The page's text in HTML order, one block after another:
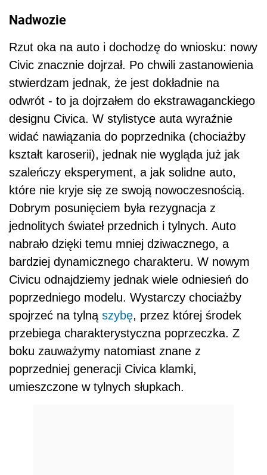
Nadwozie
Rzut oka na auto i dochodzę do wniosku: nowy
Civic znacznie dojrzał. Po chwili zastanowienia
stwierdzam jednak, że jest dokładnie na
odwrót - to ja dojrzałem do ekstrawaganckiego
designu Civica. W stylistyce auta wyraźnie
widać nawiązania do poprzednika (chociażby
kształt karoserii), jednak nie wygląda już jak
szaleńczy eksperyment, a jak solidne auto,
które nie kryje się ze swoją nowoczesnością.
Dobrym posunięciem była rezygnacja z
jednolitych świateł przednich i tylnych. Auto
nabrało dzięki temu mniej dziwacznego, a
bardziej dynamicznego charakteru. W nowym
Civicu odnajdziemy jednak wiele odniesień do
poprzedniego modelu. Wystarczy chociażby
spojrzeć na tylną szybę, przez której środek
przebiega charakterystyczna poprzeczka. Z
boku zauważymy natomiast znane z
poprzedniej generacji Civica klamki,
umieszczone w tylnych słupkach.